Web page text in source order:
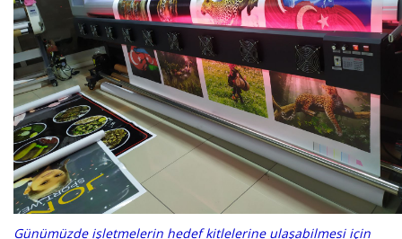
Günümüzde işletmelerin hedef kitlelerine ulaşabilmesi için